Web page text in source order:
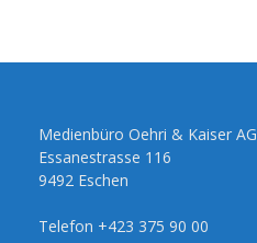
Medienbüro Oehri & Kaiser AG
Essanestrasse 116
9492 Eschen
Telefon +423 375 90 00